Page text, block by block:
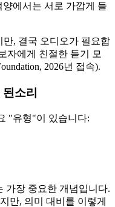
양에서는 서로 가깝게 들
, 결국 오디오가 필요합
자에게 친절한 듣기 모
2026년 접속).
소리
"유형"이 있습니다:
가장 중요한 개념입니다.
만, 의미 대비를 이렇게